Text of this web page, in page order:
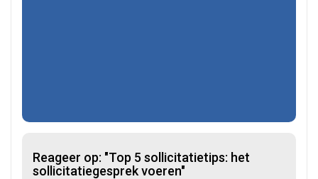
Reageer op: "Top 5 sollicitatietips: het
sollicitatiegesprek voeren"